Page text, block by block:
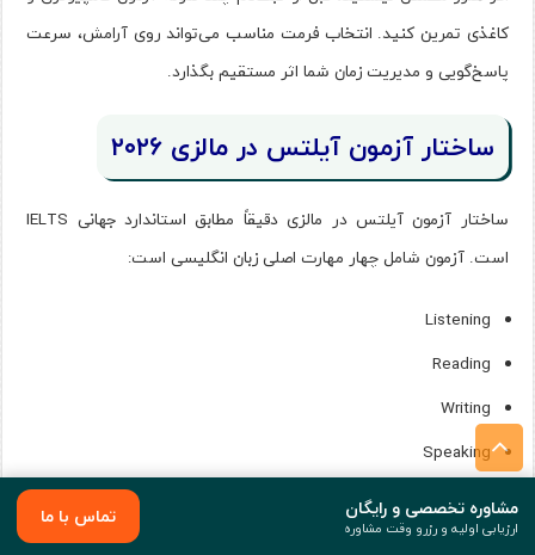
مشاوره تخصصی و رایگان
ارزیابی اولیه و رزرو وقت مشاوره تماس با ما
کاغذی تمرین کنید. انتخاب فرمت مناسب می‌تواند روی آرامش، سرعت
پاسخ‌گویی و مدیریت زمان شما اثر مستقیم بگذارد.
ساختار آزمون آیلتس در مالزی ۲۰۲۶
ساختار آزمون آیلتس در مالزی دقیقاً مطابق استاندارد جهانی IELTS
است. آزمون شامل چهار مهارت اصلی زبان انگلیسی است:
Listening
Reading
Writing
Speaking
مهارت
مدت
زمان